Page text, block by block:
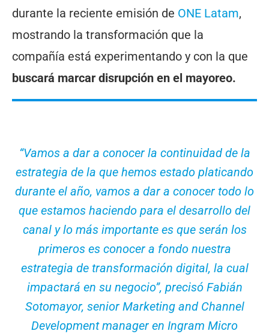
durante la reciente emisión de ONE Latam,
mostrando la transformación que la
compañía está experimentando y con la que
buscará marcar disrupción en el mayoreo.
“Vamos a dar a conocer la continuidad de la
estrategia de la que hemos estado platicando
durante el año, vamos a dar a conocer todo lo
que estamos haciendo para el desarrollo del
canal y lo más importante es que serán los
primeros es conocer a fondo nuestra
estrategia de transformación digital, la cual
impactará en su negocio”, precisó Fabián
Sotomayor, senior Marketing and Channel
Development manager en Ingram Micro